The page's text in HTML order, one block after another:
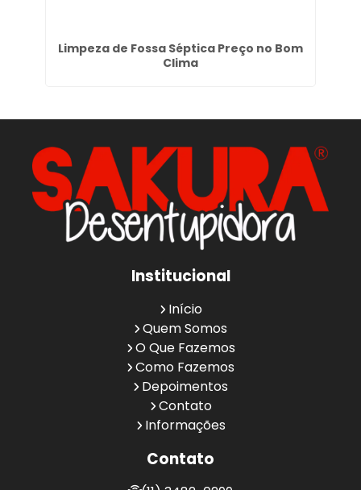
Limpeza de Fossa Séptica Preço no Bom
Clima
Institucional
Início
Quem Somos
O Que Fazemos
Como Fazemos
Depoimentos
Contato
Informações
Contato